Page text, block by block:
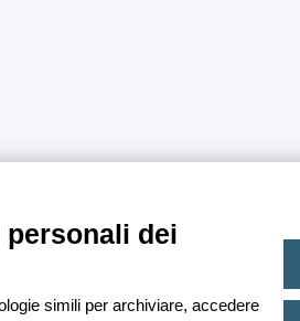
dei
simili per archiviare, accedere